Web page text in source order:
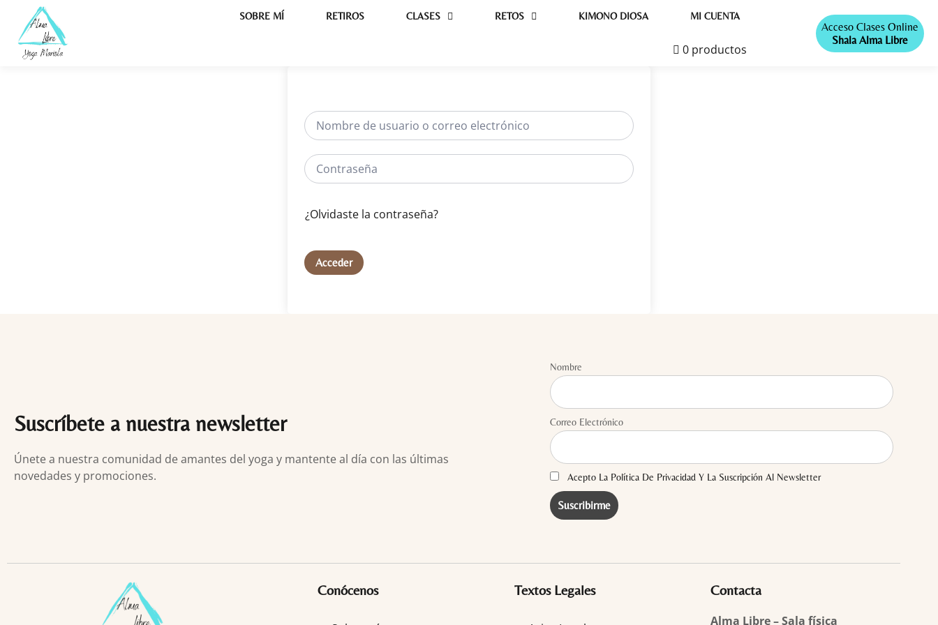
SOBRE MÍ RETIROS CLASES RETOS KIMONO DIOSA MI CUENTA
0 productos
Acceso Clases Online
Shala Alma Libre
¿Olvidaste la contraseña?
Acceder
Suscríbete a nuestra newsletter
Únete a nuestra comunidad de amantes del yoga y mantente al día con las últimas
novedades y promociones.
Nombre
Correo Electrónico
Acepto La Política De Privacidad Y La Suscripción Al Newsletter
Conócenos Textos Legales Contacta
Alma Libre – Sala física